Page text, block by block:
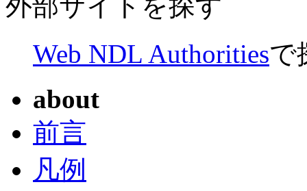
外部サイトを探す
Web NDL Authoritiesで
about
前言
凡例